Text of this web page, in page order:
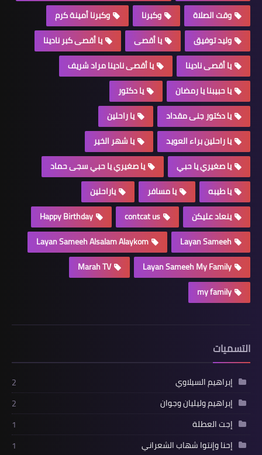
وقت الصلاة
وكبرنا
وكبرنا أمينة كرم
وليد توفيق
يا أقصى
يا أقصى كبر نادينا
يا أقصى نادينا
يا أقصى نادينا مراد شريف
يا حبيبنا يا رمضان
يا دكتور
يا دكتور جنى مقداد
يا راحلين
يا راحلين براء العويد
يا شهر الخير
يا صغيري يا حبي
يا صغيري يا حبي سجى حماد
يا طيبه
يا مسافر
ياراحلين
ينعاد عليكن
contcat us
Happy Birthday
Layan Sameeh
Layan Sameeh Alsalam Alaykom
Layan Sameeh My Family
Marah TV
my family
التسميات
إبراهيم السيلاوي
2
إبراهيم وليليان وجوان
2
إجت العطلة
1
إحنا وإنتوا شهاب الشعراني
1